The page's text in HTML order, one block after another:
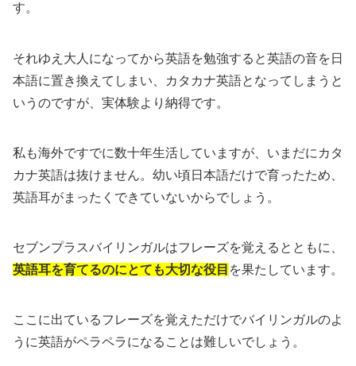
す。
それゆえ大人になってから英語を勉強すると英語の音を日
本語に置き換えてしまい、カタカナ英語となってしまうと
いうのですが、実体験より納得です。
私も海外ですでに数十年生活していますが、いまだにカタ
カナ英語は抜けません。幼い頃日本語だけで育ったため、
英語耳がまったくできていないからでしょう。
セブンプラスバイリンガルはフレーズを覚えるとともに、
英語耳を育てるのにとても大切な役目 を果たしています。
ここに出ているフレーズを覚えただけでバイリンガルのよ
うに英語がペラペラになることは難しいでしょう。